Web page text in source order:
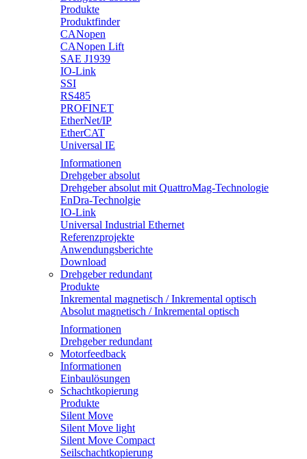
Produkte
Produktfinder
CANopen
CANopen Lift
SAE J1939
IO-Link
SSI
RS485
PROFINET
EtherNet/IP
EtherCAT
Universal IE
Informationen
Drehgeber absolut
Drehgeber absolut mit QuattroMag-Technologie
EnDra-Technolgie
IO-Link
Universal Industrial Ethernet
Referenzprojekte
Anwendungsberichte
Download
Drehgeber redundant
Produkte
Inkremental magnetisch / Inkremental optisch
Absolut magnetisch / Inkremental optisch
Informationen
Drehgeber redundant
Motorfeedback
Informationen
Einbaulösungen
Schachtkopierung
Produkte
Silent Move
Silent Move light
Silent Move Compact
Seilschachtkopierung